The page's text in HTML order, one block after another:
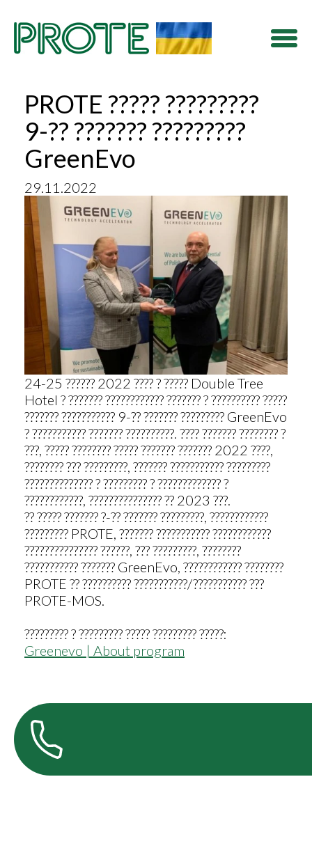
PROTE ????? ?????????
9-?? ??????? ?????????
GreenEvo
29.11.2022
24-25 ?????? 2022 ???? ? ????? Double Tree
Hotel ? ??????? ???????????? ??????? ? ?????????? ?????
??????? ??????????? 9-?? ??????? ????????? GreenEvo
? ??????????? ??????? ??????????. ???? ??????? ???????? ?
???, ????? ???????? ????? ??????? ??????? 2022 ????,
???????? ??? ?????????, ??????? ??????????? ?????????
?????????????? ? ????????? ? ????????????? ?
????????????, ??????????????? ?? 2023 ???.
?? ????? ??????? ?-?? ??????? ?????????, ????????????
????????? PROTE, ??????? ??????????? ????????????
??????????????? ??????, ??? ?????????, ????????
??????????? ??????? GreenEvo, ???????????? ????????
PROTE ?? ?????????? ???????????/??????????? ???
PROTE-MOS.
????????? ? ????????? ????? ????????? ?????:
Greenevo | About program